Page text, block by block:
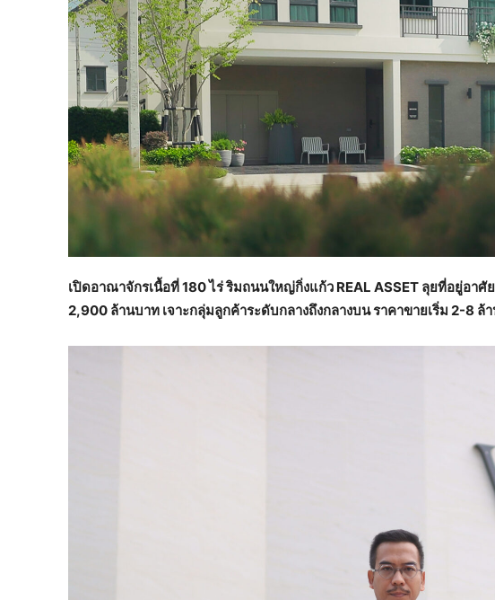
เปิดอาณาจักรเนื้อที่ 180 ไร่ ริมถนนใหญ่กิ่งแก้ว REAL ASSET ลุยที่อยู่อา
2,900 ล้านบาท เจาะกลุ่มลูกค้าระดับกลางถึงกลางบน ราคาขายเริ่ม 2-8 ล้